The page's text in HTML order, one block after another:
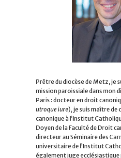
Prêtre du diocèse de Metz, je
mission paroissiale dans mon
Paris : docteur en droit
utroque iure), je suis maître de
canonique à l’Institut
Doyen de la Faculté de Droit
directeur au Séminaire des
universitaire de l’Institut
également juge ecclésiastique